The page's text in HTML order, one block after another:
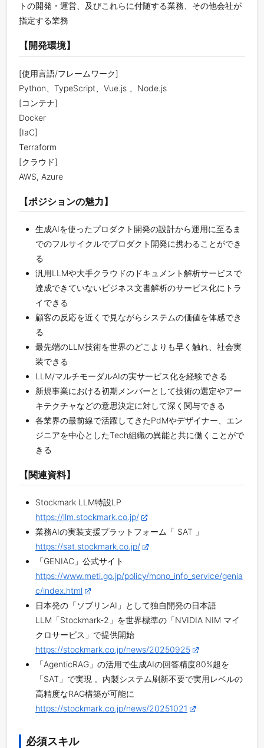
トの開発・運営、及びこれらに付随する業務、その他会社が
指定する業務
【開発環境】
[使用言語/フレームワーク]
Python、TypeScript、Vue.js 、Node.js
[コンテナ]
Docker
[IaC]
Terraform
[クラウド]
AWS, Azure
【ポジションの魅力】
生成AIを使ったプロダクト開発の設計から運用に至るま
でのフルサイクルでプロダクト開発に携わることができ
る
汎用LLMや大手クラウドのドキュメント解析サービスで
達成できていないビジネス文書解析のサービス化にトラ
イできる
顧客の反応を近くで見ながらシステムの価値を体感でき
る
最先端のLLM技術を世界のどこよりも早く触れ、社会実
装できる
LLM/マルチモーダルAIの実サービス化を経験できる
新規事業における初期メンバーとして技術の選定やアー
キテクチャなどの意思決定に対して深く関与できる
各業界の最前線で活躍してきたPdMやデザイナー、エン
ジニアを中心としたTech組織の異能と共に働くことがで
きる
【関連資料】
Stockmark LLM特設LP
https://llm.stockmark.co.jp/
業務AIの実装支援プラットフォーム「 SAT 」
https://sat.stockmark.co.jp/
「GENIAC」公式サイト
https://www.meti.go.jp/policy/mono_info_service/genia
c/index.html
日本発の「ソブリンAI」として独自開発の日本語
LLM「Stockmark-2」を世界標準の「NVIDIA NIM マイ
クロサービス」で提供開始
https://stockmark.co.jp/news/20250925
「AgenticRAG」の活用で生成AIの回答精度80%超を
「SAT」で実現 。内製システム刷新不要で実用レベルの
高精度なRAG構築が可能に
https://stockmark.co.jp/news/20251021
必須スキル